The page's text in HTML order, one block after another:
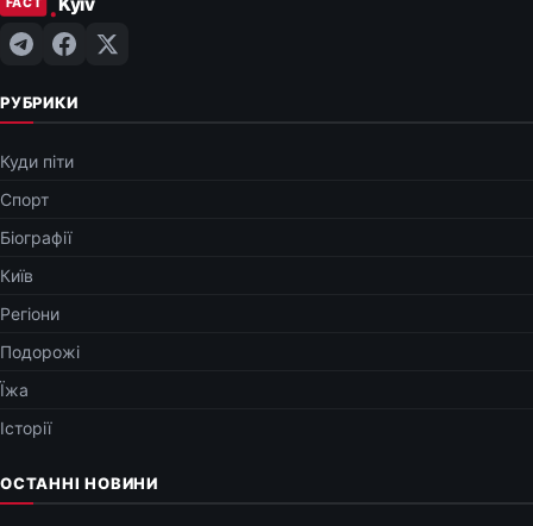
РУБРИКИ
Куди піти
Спорт
Біографії
Київ
Регіони
Подорожі
Їжа
Історії
ОСТАННІ НОВИНИ